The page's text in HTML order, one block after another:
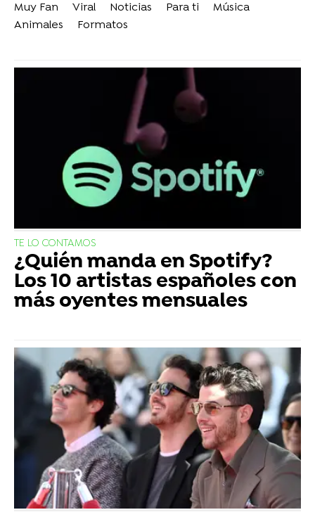
Muy Fan Viral Noticias Para ti
Música
Animales
Formatos
TE LO CONTAMOS
¿Quién manda en Spotify?
Los 10 artistas españoles con
más oyentes mensuales